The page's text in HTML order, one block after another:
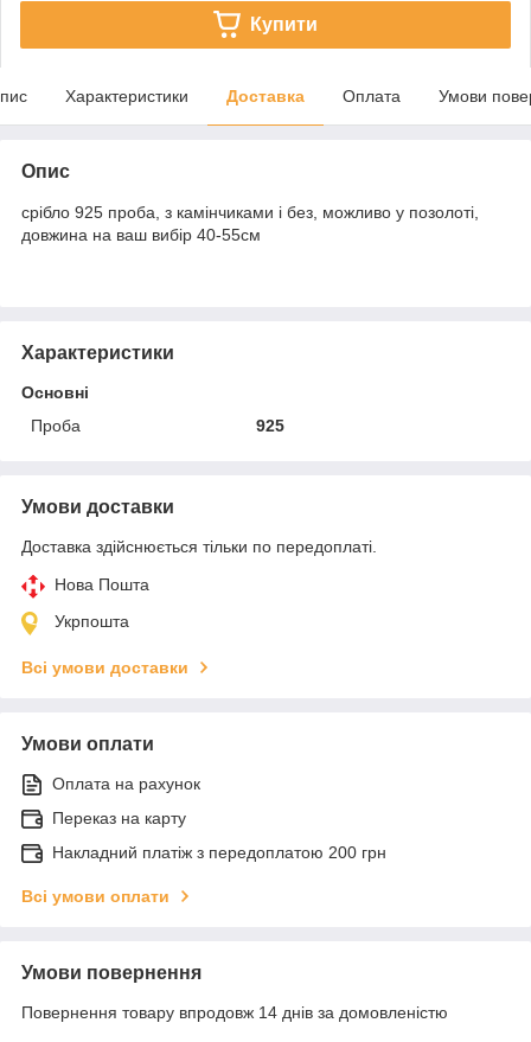
Купити
Характеристики Доставка Оплата Умови
Опис
срібло 925 проба, з камінчиками і без, можливо у позолоті,
довжина на ваш вибір 40-55см
Характеристики
Основні
Проба
925
Умови доставки
Доставка здійснюється тільки по передоплаті.
Нова Пошта
Укрпошта
Всі умови доставки
Умови оплати
Оплата на рахунок
Переказ на карту
Накладний платіж з передоплатою 200 грн
Всі умови оплати
Умови повернення
Повернення товару впродовж 14 днів за домовленістю